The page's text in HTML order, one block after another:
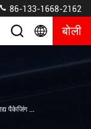
86-133-1668-2162
बोली
5 प्लाई लिथो लैमिनेटिंग मशीन